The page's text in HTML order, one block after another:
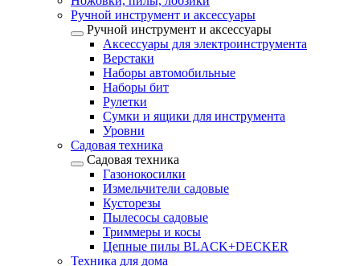
Ручной инструмент и аксессуары
Ручной инструмент и аксессуары
Аксессуары для электроинструмента
Верстаки
Наборы автомобильные
Наборы бит
Рулетки
Сумки и ящики для инструмента
Уровни
Садовая техника
Садовая техника
Газонокосилки
Измельчители садовые
Кусторезы
Пылесосы садовые
Триммеры и косы
Цепные пилы BLACK+DECKER
Техника для дома